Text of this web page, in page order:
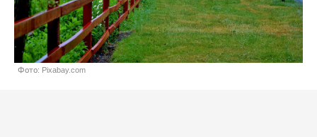
Фото: Pixabay.com